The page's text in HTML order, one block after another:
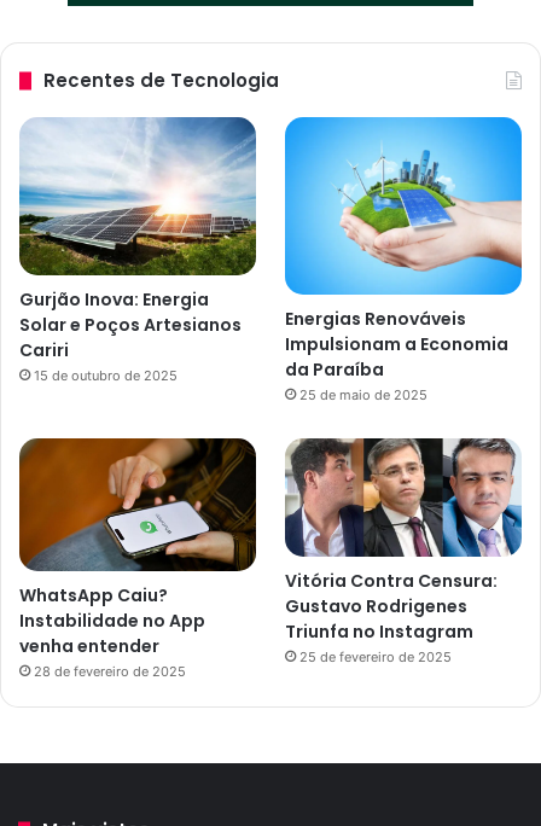
Recentes de Tecnologia
Gurjão Inova: Energia
Solar e Poços Artesianos
Cariri
15 de outubro de 2025
Energias Renováveis
Impulsionam a Economia
da Paraíba
25 de maio de 2025
WhatsApp Caiu?
Instabilidade no App
venha entender
28 de fevereiro de 2025
Vitória Contra Censura:
Gustavo Rodrigenes
Triunfa no Instagram
25 de fevereiro de 2025